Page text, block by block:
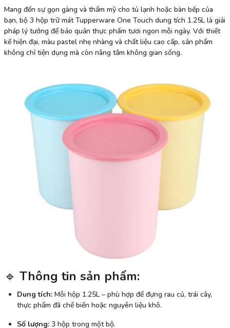
Mang đến sự gọn gàng và thẩm mỹ cho tủ lạnh hoặc bàn bếp của
bạn, bộ 3 hộp trữ mát Tupperware One Touch dung tích 1.25L là giải
pháp lý tưởng để bảo quản thực phẩm tươi ngon mỗi ngày. Với thiết
kế hiện đại, màu pastel nhẹ nhàng và chất liệu cao cấp, sản phẩm
không chỉ tiện dụng mà còn nâng tầm không gian sống.
🔹 Thông tin sản phẩm:
Dung tích:Mỗi hộp 1.25L – phù hợp để đựng rau củ, trái cây,
thực phẩm đã chế biến hoặc nguyên liệu khô.
Số lượng:3 hộp trong một bộ.